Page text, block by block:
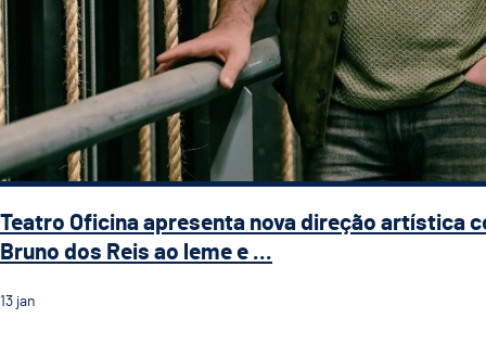
Teatro Oficina apresenta nova direção artística
Bruno dos Reis ao leme e ...
13 jan